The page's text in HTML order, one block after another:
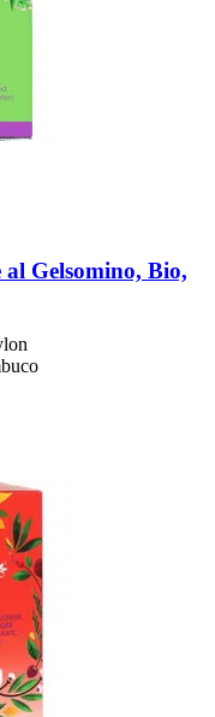
al Gelsomino, Bio,